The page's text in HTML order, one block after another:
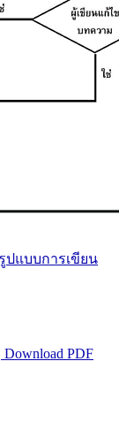
ปแบบการเขียน
Download PDF